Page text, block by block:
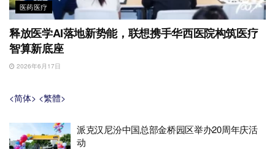
医药医疗
释放医学AI落地新势能，联想携手华西医院构筑医疗
智算新底座
2026年6月17日
<简体> <繁體>
派克汉尼汾中国总部金桥园区举办20周年庆活
动